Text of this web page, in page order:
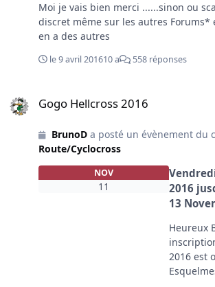
Moi je vais bien merci ......sinon ou scarvounet est assez
discret même sur les autres Forums* et sur
en a des autres
le 9 avril 201610 a 558 réponses
Gogo Hellcross 2016
BrunoDa posté un évènement du
Route/Cyclocross
NOV
11
2016
13
Heureux
2016 est ouvert. Lieu :
Esquelmes